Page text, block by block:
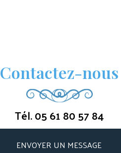
Contactez-nous
Tél.05 61 80 57 84
ENVOYER UN MESSAGE